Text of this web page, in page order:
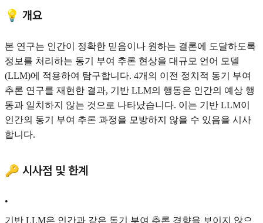
💡 개요
본 연구는 인간이 정확한 믿음이나 원하는 결론에 도달하도록
정보를 처리하는 동기 부여 추론 현상을 대규모 언어 모델
(LLM)에 적용하여 탐구합니다. 4개의 이전 정치적 동기 부여
추론 연구를 재현한 결과, 기반 LLM의 행동은 인간의 예상 행
동과 일치하지 않는 것으로 나타났습니다. 이는 기반 LLM이
인간의 동기 부여 추론 과정을 모방하지 않을 수 있음을 시사
합니다.
🔑 시사점 및 한계
•
기반 LLM은 인간과 같은 동기 부여 추론 경향을 보이지 않으